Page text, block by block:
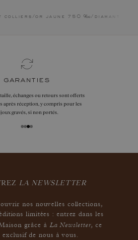
colliers / or jaune 750 ‰ / diamant
garanties
échanges ou retours sont offerts
après réception, y compris pour les
gravés, si non portés.
LA NEWSLETTER
nos nouvelles collections,
limitées : entrez dans les
grâce à La Newsletter,ce
de nous à vous.